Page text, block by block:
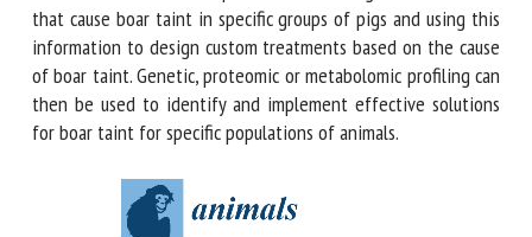
approach to developing solutions for controlling taint. This
involves determining the differences in metabolic
processes and the genetic variations that cause boar taint
in specific groups of pigs and using this information to
design custom treatments based on the cause of boar taint.
used to identify and implement effective solutions for boar
taint for specific populations of animals.